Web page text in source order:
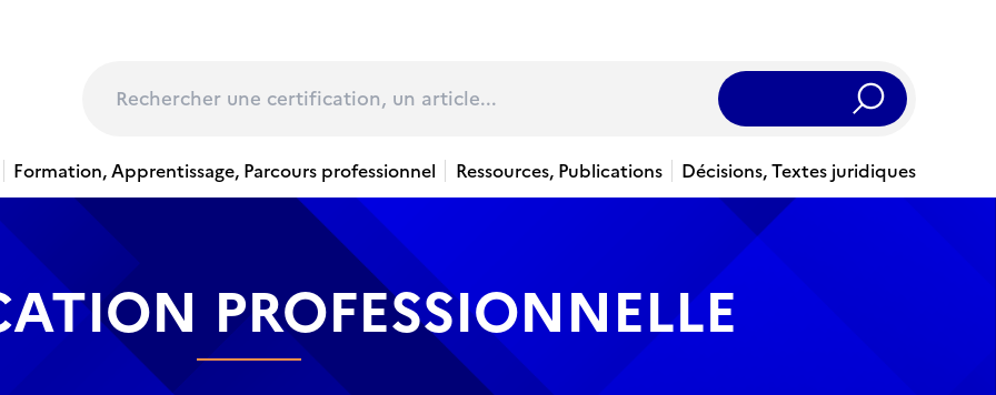
Rechercher
Formation, Apprentissage, Parcours professionnel Ressources, Publications Décisions, Textes juridiques
PROFESSIONNELLE